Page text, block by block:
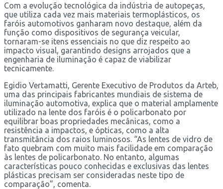
Com a evolução tecnológica da indústria de autopeças,
que utiliza cada vez mais materiais termoplásticos, os
faróis automotivos ganharam novo destaque, além da
função como dispositivos de segurança veicular,
tornaram-se itens essenciais no que diz respeito ao
impacto visual, garantindo designs arrojados que a
engenharia de iluminação é capaz de viabilizar
tecnicamente.
Egidio Vertamatti, Gerente Executivo de Produtos da Arteb,
uma das principais fabricantes mundiais de sistema de
iluminação automotiva, explica que o material amplamente
utilizado na lente dos faróis é o policarbonato por
equilibrar boas propriedades mecânicas, como a
resistência a impactos, e ópticas, como a alta
transmitância dos raios luminosos. “As lentes de vidro de
fato quebram com muito mais facilidade em comparação
às lentes de policarbonato. No entanto, algumas
características pouco conhecidas e exclusivas das lentes
plásticas precisam ser consideradas neste tipo de
comparação”, comenta.